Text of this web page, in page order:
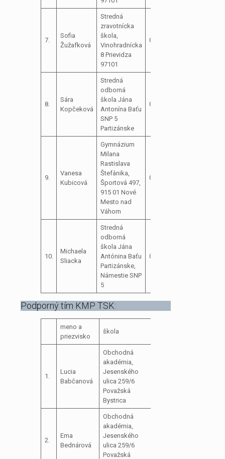
7.
Sofia
Žužafková
Stredná
zravotnícka
škola,
Vinohradnícka
8 Prievidza
97101
Členka
8.
Sára
Kopčeková
Stredná
odborná
škola Jána
Antonína Baťu
SNP 5
Partizánske
Členka
9.
Vanesa
Kubicová
Gymnázium
Milana
Rastislava
Štefánika,
Športová 497,
915 01 Nové
Mesto nad
Váhom
Členka
10.
Michaela
Sliacka
Stredná
odborná
škola Jána
Antónina Baťu
Partizánske,
Námestie SNP
5
Členka
Podporný tím KMP TSK:
meno a
priezvisko
škola
1.
Lucia
Babčanová
Obchodná
akadémia,
Jesenského
ulica 259/6
Považská
Bystrica
2.
Ema
Bednárová
Obchodná
akadémia,
Jesenského
ulica 259/6
Považská